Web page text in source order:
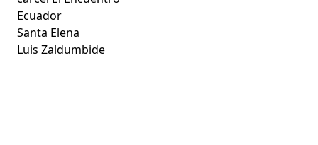
Ecuador
Santa Elena
Luis Zaldumbide